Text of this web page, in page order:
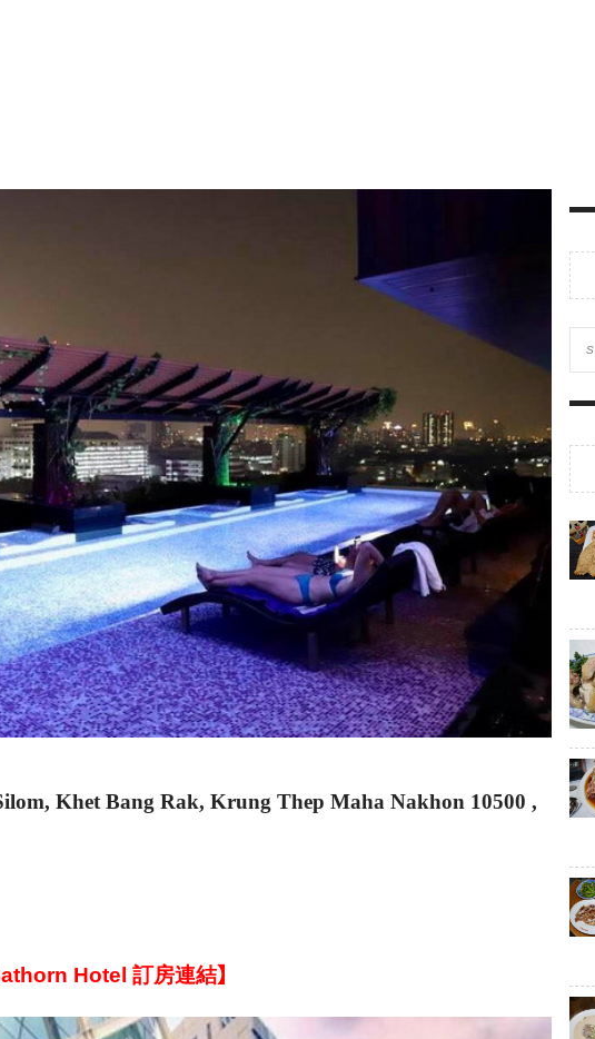
Khet Bang Rak, Krung Thep Maha Nakhon 10500 ,
Hotel 訂房連結】